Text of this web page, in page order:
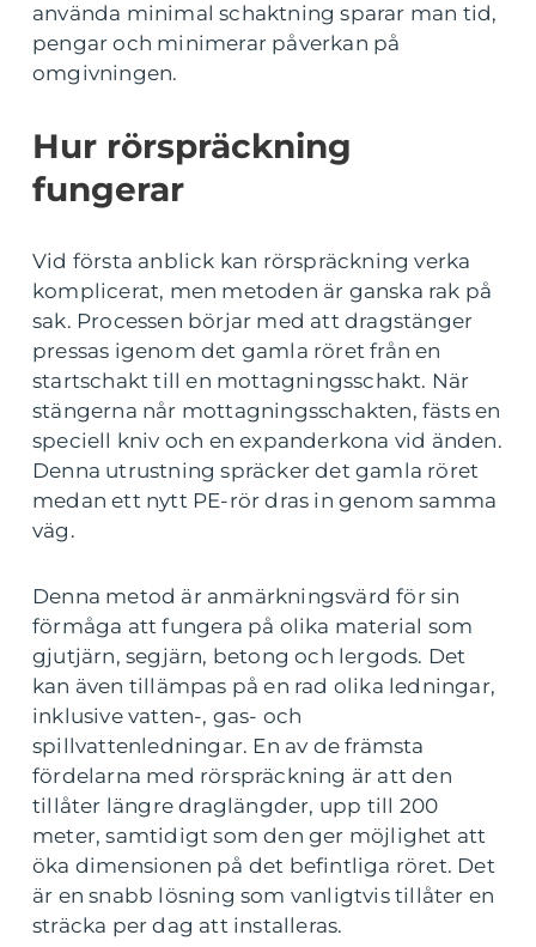
använda minimal schaktning sparar man tid,
pengar och minimerar påverkan på
omgivningen.
Hur rörspräckning
fungerar
Vid första anblick kan rörspräckning verka
komplicerat, men metoden är ganska rak på
sak. Processen börjar med att dragstänger
pressas igenom det gamla röret från en
startschakt till en mottagningsschakt. När
stängerna når mottagningsschakten, fästs en
speciell kniv och en expanderkona vid änden.
Denna utrustning spräcker det gamla röret
medan ett nytt PE-rör dras in genom samma
väg.
Denna metod är anmärkningsvärd för sin
förmåga att fungera på olika material som
gjutjärn, segjärn, betong och lergods. Det
kan även tillämpas på en rad olika ledningar,
inklusive vatten-, gas- och
spillvattenledningar. En av de främsta
fördelarna med rörspräckning är att den
tillåter längre draglängder, upp till 200
meter, samtidigt som den ger möjlighet att
öka dimensionen på det befintliga röret. Det
är en snabb lösning som vanligtvis tillåter en
sträcka per dag att installeras.